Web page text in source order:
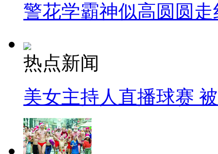
警花学霸神似高圆圆走
热点新闻
美女主持人直播球赛